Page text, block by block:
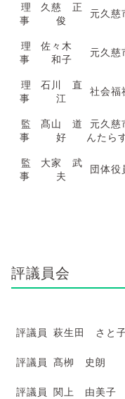
理
事
久慈 正
俊
元久慈
理
事
佐々木
和子
元久慈
理
事
石川 直
江
社会
監
事
髙山 道
好
元久慈
んたら
監
事
大家 武
夫
団体役
評議員会
評議員 萩生田 さと
評議員 髙栁 史朗
評議員 関上 由美子